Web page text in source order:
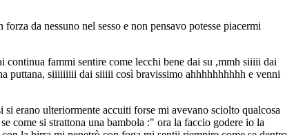
da nessuno nel sesso e non pensavo potesse piacermi
continua fammi sentire come lecchi bene dai su ,mmh siiiii dai
puttana, siiiiiiiii dai siiiii così bravissimo ahhhhhhhhhh e venni
erano ulteriormente accuiti forse mi avevano sciolto qualcosa
come si strattona una bambola :" ora la faccio godere io la